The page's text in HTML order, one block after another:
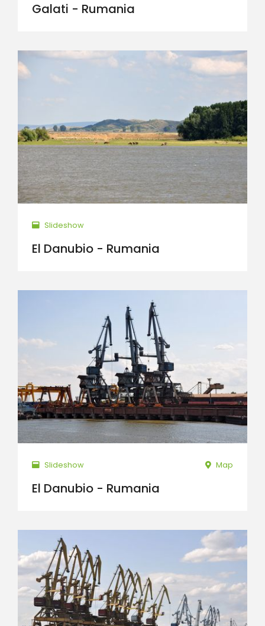
Galati - Rumania
Slideshow
El Danubio - Rumania
Slideshow Map
El Danubio - Rumania